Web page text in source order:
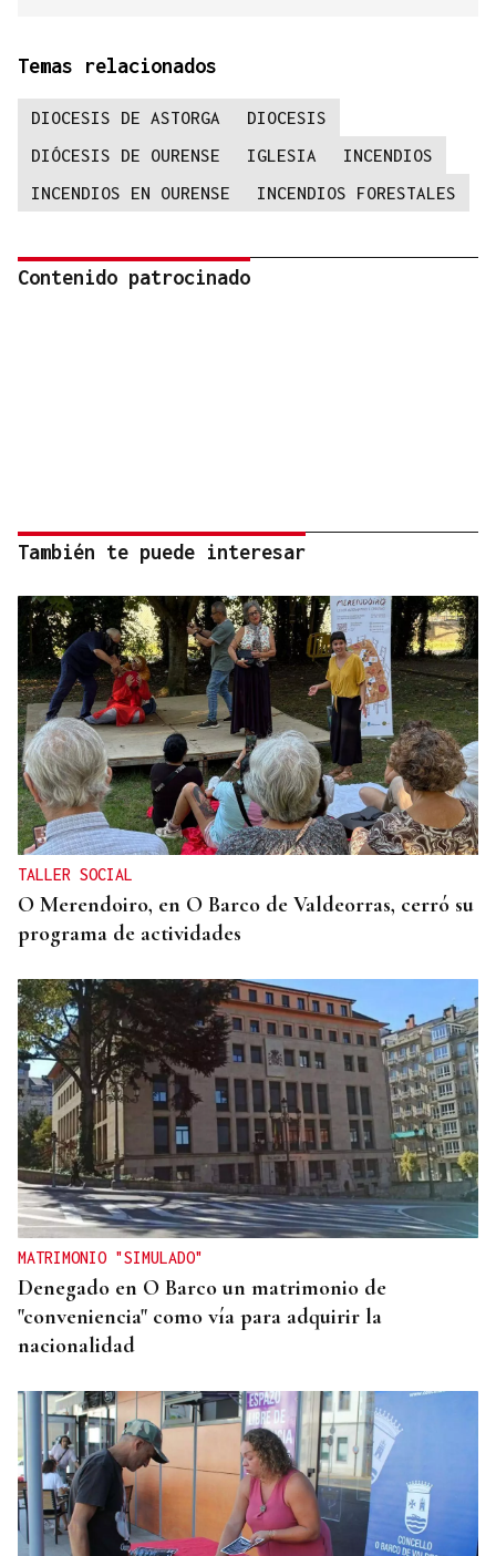
Temas relacionados
DIOCESIS DE ASTORGA
DIOCESIS
DIÓCESIS DE OURENSE
IGLESIA
INCENDIOS
INCENDIOS EN OURENSE
INCENDIOS FORESTALES
Contenido patrocinado
También te puede interesar
TALLER SOCIAL
O Merendoiro, en O Barco de Valdeorras, cerró su
programa de actividades
MATRIMONIO "SIMULADO"
Denegado en O Barco un matrimonio de
"conveniencia" como vía para adquirir la
nacionalidad